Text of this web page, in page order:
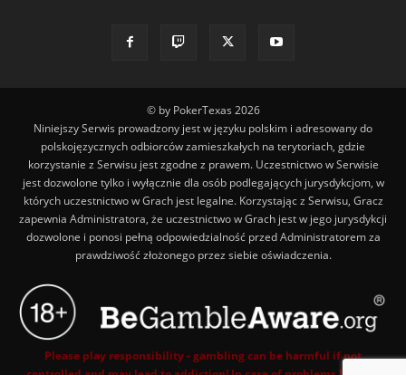
© by PokerTexas 2026
Niniejszy Serwis prowadzony jest w języku polskim i adresowany do
polskojęzycznych odbiorców zamieszkałych na terytoriach, gdzie
korzystanie z Serwisu jest zgodne z prawem. Uczestnictwo w Serwisie
jest dozwolone tylko i wyłącznie dla osób podlegających jurysdykcjom, w
których uczestnictwo w Grach jest legalne. Korzystając z Serwisu, Gracz
zapewnia Administratora, że uczestnictwo w Grach jest w jego jurysdykcji
dozwolone i ponosi pełną odpowiedzialność przed Administratorem za
prawdziwość złożonego przez siebie oświadczenia.
Please play responsibility - gambling can be harmful if not